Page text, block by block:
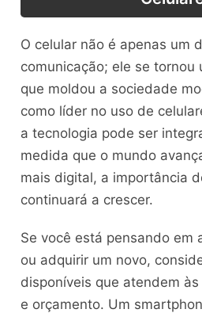
O celular não é apenas um
comunicação; ele se tornou
que moldou a sociedade
como líder no uso de
a tecnologia pode ser
medida que o mundo
mais digital, a importância
continuará a crescer.
Se você está pensando em
ou adquirir um novo,
disponíveis que atendem
e orçamento. Um